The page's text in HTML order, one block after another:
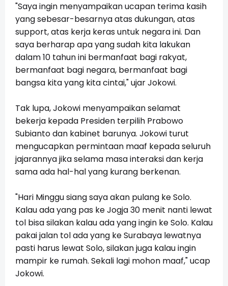
"Saya ingin menyampaikan ucapan terima kasih
yang sebesar-besarnya atas dukungan, atas
support, atas kerja keras untuk negara ini. Dan
saya berharap apa yang sudah kita lakukan
dalam 10 tahun ini bermanfaat bagi rakyat,
bermanfaat bagi negara, bermanfaat bagi
bangsa kita yang kita cintai," ujar Jokowi.
Tak lupa, Jokowi menyampaikan selamat
bekerja kepada Presiden terpilih Prabowo
Subianto dan kabinet barunya. Jokowi turut
mengucapkan permintaan maaf kepada seluruh
jajarannya jika selama masa interaksi dan kerja
sama ada hal-hal yang kurang berkenan.
"Hari Minggu siang saya akan pulang ke Solo.
Kalau ada yang pas ke Jogja 30 menit nanti lewat
tol bisa silakan kalau ada yang ingin ke Solo. Kalau
pakai jalan tol ada yang ke Surabaya lewatnya
pasti harus lewat Solo, silakan juga kalau ingin
mampir ke rumah. Sekali lagi mohon maaf," ucap
Jokowi.